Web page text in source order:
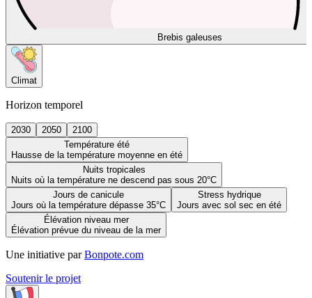
Brebis galeuses
Climat
Horizon temporel
2030 2050
2100
Température été
Hausse de la température moyenne en été
Nuits tropicales
Nuits où la température ne descend pas sous 20°C
Jours de canicule
Jours où la température dépasse 35°C
Stress hydrique
Jours avec sol sec en été
Élévation niveau mer
Élévation prévue du niveau de la mer
Une initiative par Bonpote.com
Soutenir le projet